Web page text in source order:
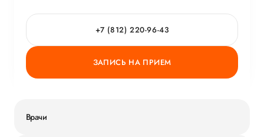
+7 (812) 220-96-43
ЗАПИСЬ НА ПРИЕМ
Врачи